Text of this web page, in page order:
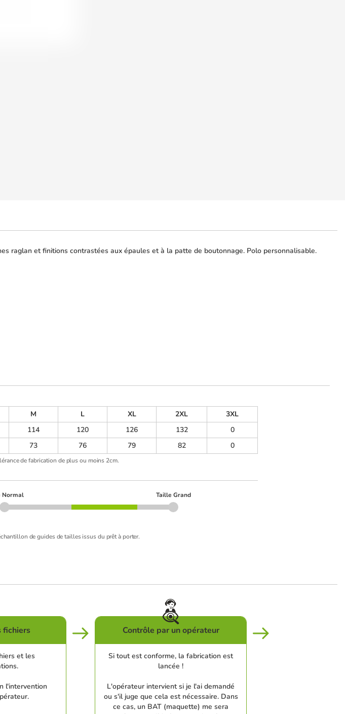
raglan et finitions contrastées aux épaules et à la patte de boutonnage. Polo personnalisable.
M L XL 2XL
3XL
114 120 126 132
0
73 76 79 82 0
de fabrication de plus ou moins 2cm.
Normal Taille Grand
de guides de tailles issus du prêt à porter.
fichiers
et les
l'intervention
Contrôle par un opérateur
Si tout est conforme, la fabrication est
lancée !
L'opérateur intervient si je l'ai demandé
ou s'il juge que cela est nécessaire. Dans
ce cas, un BAT (maquette) me sera